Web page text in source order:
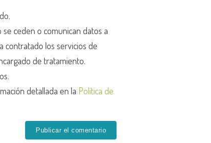
se ceden o comunican datos a
contratado los servicios de
de tratamiento.
detallada en la Política de